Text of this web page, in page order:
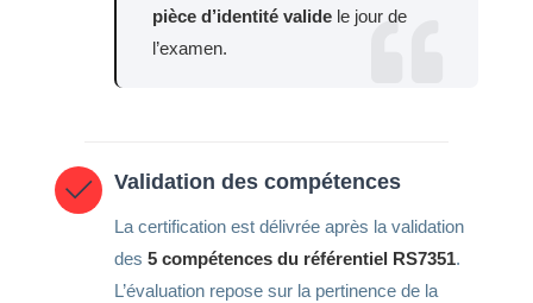
pièce d’identité valide le jour de
l’examen.
Validation des compétences
La certification est délivrée après la validation
des5 compétences du référentiel RS7351.
L’évaluation repose sur la pertinence de la